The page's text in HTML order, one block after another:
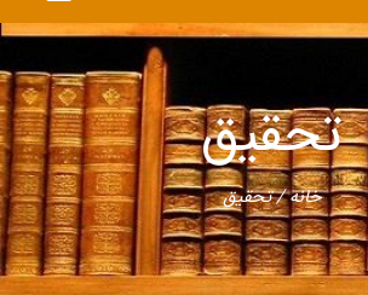
تحقیق
خانه/ تحقیق